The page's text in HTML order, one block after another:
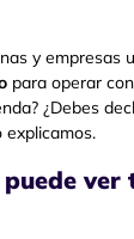
y empresas
para operar
¿Debes
explicamos.
ver